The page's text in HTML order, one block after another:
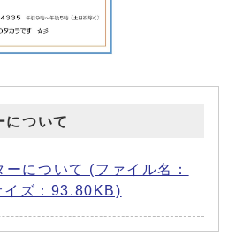
について
について (ファイル名：
ズ：93.80KB)